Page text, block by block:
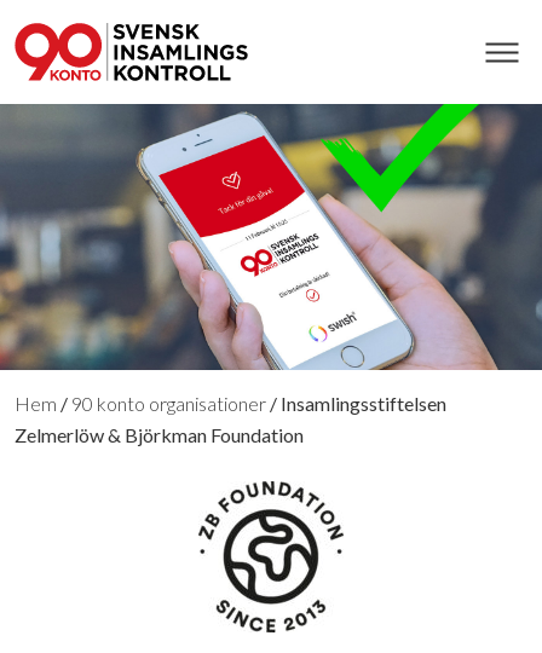
Hem / 90 konto organisationer / Insamlingsstiftelsen
Zelmerlöw & Björkman Foundation